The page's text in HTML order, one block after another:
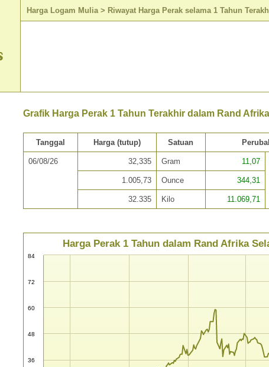
Harga Logam Mulia > Riwayat Harga Perak selama 1 Tahun
Grafik Harga Perak 1 Tahun Terakhir dalam Rand
Tanggal Harga (tutup) Satuan
06/08/26 32,335 Gram 11,07
1.005,73 Ounce 344,31
32.335 Kilo 11.069,71
Harga Perak 1 Tahun dalam Rand Afrika
36
48
60
72
84